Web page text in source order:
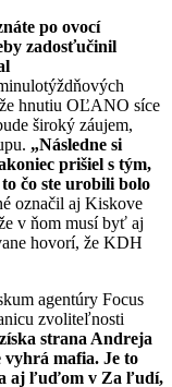
po ovocí
zadosťučinil
hnutiu OĽANO síce
široký záujem,
„Následne si
prišiel s tým,
čo ste urobili bolo
označil aj Kiskove
v ňom musí byť aj
hovorí, že KDH
agentúry Focus
zvoliteľnosti
strana Andreja
vyhrá mafia. Je to
aj ľuďom v Za ľudí,